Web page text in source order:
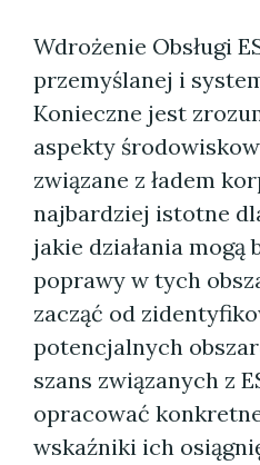
Wdrożenie Obsługi
przemyślanej i
Konieczne jest
aspekty
związane z ładem
najbardziej istotne
jakie działania
poprawy w tych
zacząć od
potencjalnych
szans związanych z
opracować
wskaźniki ich